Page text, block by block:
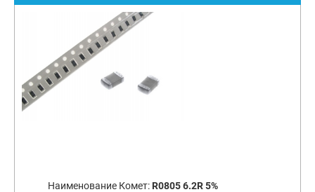
Наименование Комет: R0805 6.2R 5%